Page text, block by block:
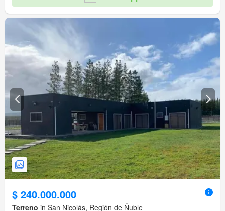
$ 240.000.000
Terreno in San Nicolás, Región de Ñuble